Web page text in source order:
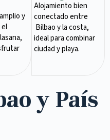
y
Alojamiento bien
conectado entre
Bilbao y la costa,
ideal para combinar
ciudad y playa.
y País